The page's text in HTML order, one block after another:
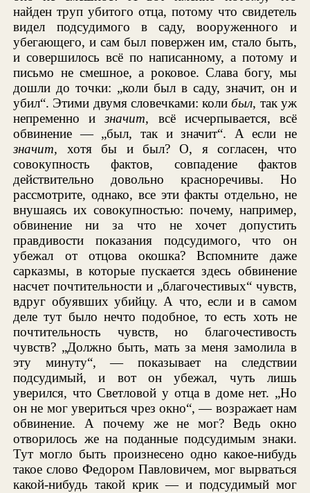
найден труп убитого отца, потому что свидетель
видел подсудимого в саду, вооруженного и
убегающего, и сам был повержен им, стало быть,
и совершилось всё по написанному, а потому и
письмо не смешное, а роковое. Слава богу, мы
дошли до точки: „коли был в саду, значит, он и
убил“. Этими двумя словечками: колибыл, так уж
непременно изначит, всё исчерпывается, всё
обвинение — „был, так и значит“. А если не
значит, хотя бы и был? О, я согласен, что
совокупность фактов, совпадение фактов
действительно довольно красноречивы. Но
рассмотрите, однако, все эти факты отдельно, не
внушаясь их совокупностью: почему, например,
обвинение ни за что не хочет допустить
правдивости показания подсудимого, что он
убежал от отцова окошка? Вспомните даже
сарказмы, в которые пускается здесь обвинение
насчет почтительности и „благочестивых“ чувств,
вдруг обуявших убийцу. А что, если и в самом
деле тут было нечто подобное, то есть хоть не
почтительность чувств, но благочестивость
чувств? „Должно быть, мать за меня замолила в
эту минуту“, — показывает на следствии
подсудимый, и вот он убежал, чуть лишь
уверился, что Светловой у отца в доме нет. „Но
он не мог увериться чрез окно“, — возражает нам
обвинение. А почему же не мог? Ведь окно
отворилось же на поданные подсудимым знаки.
Тут могло быть произнесено одно какое-нибудь
такое слово Федором Павловичем, мог вырваться
какой-нибудь такой крик — и подсудимый мог